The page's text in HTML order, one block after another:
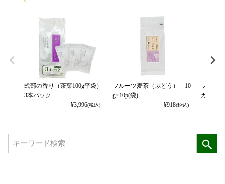
式部の香り（茶葉100g平袋）
3本パック
¥3,996(税込)
フルーツ麦茶（ぶどう） 10
g×10p(袋)
¥918(税込)
フルー
カット